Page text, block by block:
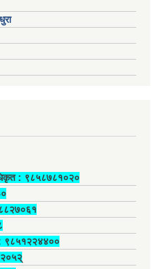
‍: ९८५८७८१०२०
‍: ९८५१२२४४००